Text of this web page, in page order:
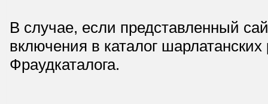
В случае, если представленный
включения в каталог
Фраудкаталога.